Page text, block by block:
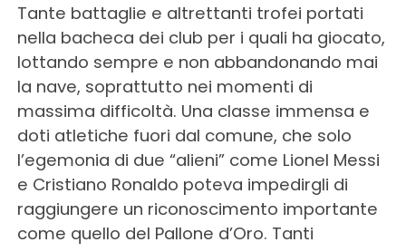
Tante battaglie e altrettanti trofei portati
nella bacheca dei club per i quali ha giocato,
lottando sempre e non abbandonando mai
la nave, soprattutto nei momenti di
massima difficoltà. Una classe immensa e
doti atletiche fuori dal comune, che solo
l’egemonia di due “alieni” come Lionel Messi
e Cristiano Ronaldo poteva impedirgli di
raggiungere un riconoscimento importante
come quello del Pallone d’Oro. Tanti